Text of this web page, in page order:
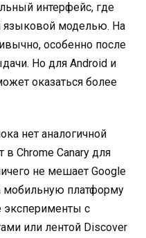
интерфейс, где
языковой моделью. На
особенно после
Но для Android и
оказаться более
нет аналогичной
в Chrome Canary для
не мешает Google
мобильную платформу
эксперименты с
или лентой Discover